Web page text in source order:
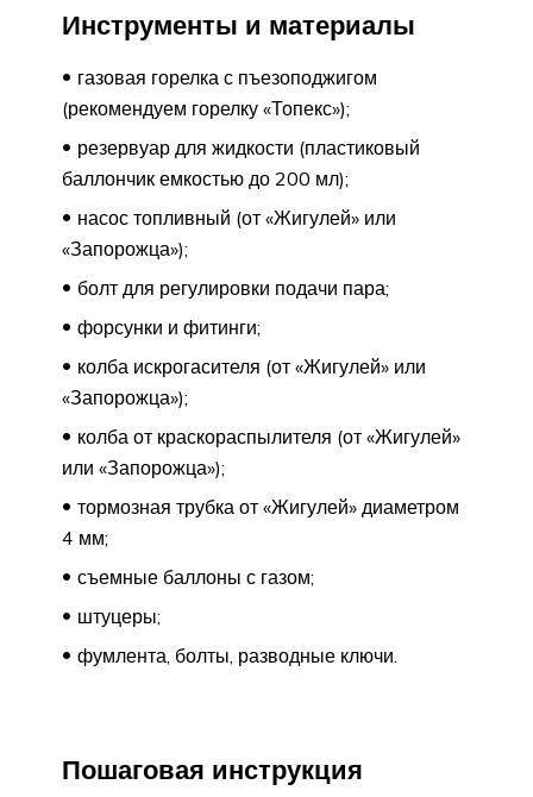
Инструменты и материалы
газовая горелка с пъезоподжигом
(рекомендуем горелку «Топекс»);
резервуар для жидкости (пластиковый
баллончик емкостью до 200 мл);
насос топливный (от «Жигулей» или
«Запорожца»);
болт для регулировки подачи пара;
форсунки и фитинги;
колба искрогасителя (от «Жигулей» или
«Запорожца»);
колба от краскораспылителя (от «Жигулей»
или «Запорожца»);
тормозная трубка от «Жигулей» диаметром
4 мм;
съемные баллоны с газом;
штуцеры;
фумлента, болты, разводные ключи.
Пошаговая инструкция